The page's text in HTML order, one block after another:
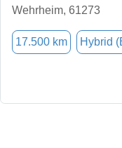
Wehrheim, 61273
17.500 km Hybrid